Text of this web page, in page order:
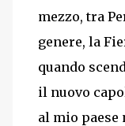
mezzo, tra
genere, la
quando
il nuovo
al mio